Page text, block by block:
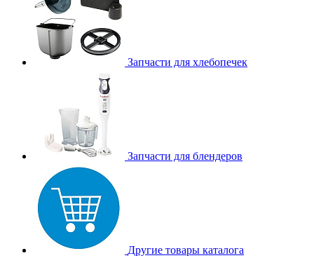
Запчасти для хлебопечек
Запчасти для блендеров
Другие товары каталога